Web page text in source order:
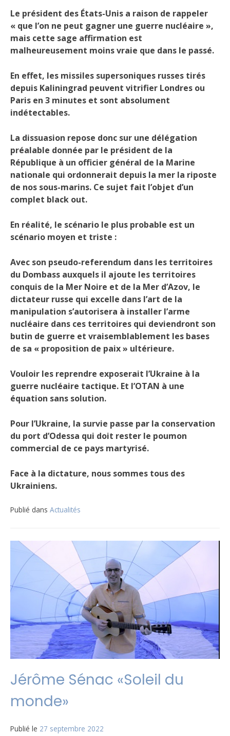
Le président des États-Unis a raison de rappeler
« que l’on ne peut gagner une guerre nucléaire »,
mais cette sage affirmation est
malheureusement moins vraie que dans le passé.
En effet, les missiles supersoniques russes tirés
depuis Kaliningrad peuvent vitrifier Londres ou
Paris en 3 minutes et sont absolument
indétectables.
La dissuasion repose donc sur une délégation
préalable donnée par le président de la
République à un officier général de la Marine
nationale qui ordonnerait depuis la mer la riposte
de nos sous-marins. Ce sujet fait l’objet d’un
complet black out.
En réalité, le scénario le plus probable est un
scénario moyen et triste :
Avec son pseudo-referendum dans les territoires
du Dombass auxquels il ajoute les territoires
conquis de la Mer Noire et de la Mer d’Azov, le
dictateur russe qui excelle dans l’art de la
manipulation s’autorisera à installer l’arme
nucléaire dans ces territoires qui deviendront son
butin de guerre et vraisemblablement les bases
de sa « proposition de paix » ultérieure.
Vouloir les reprendre exposerait l’Ukraine à la
guerre nucléaire tactique. Et l’OTAN à une
équation sans solution.
Pour l’Ukraine, la survie passe par la conservation
du port d’Odessa qui doit rester le poumon
commercial de ce pays martyrisé.
Face à la dictature, nous sommes tous des
Ukrainiens.
Publié dans Actualités
Jérôme Sénac «Soleil du
monde»
Publié le 27 septembre 2022